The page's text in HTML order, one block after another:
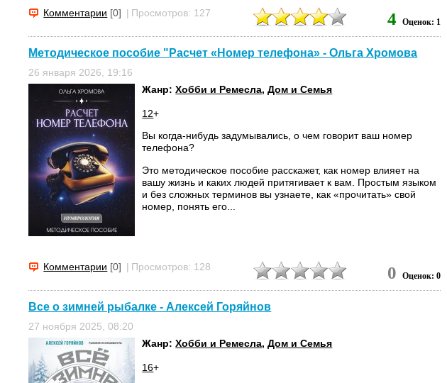
Комментарии [0] | Просмотров: 127 4 Оценок: 1
Методическое пособие "Расчет «Номер телефона» - Ольга Хромова
26 января 2026, 19:16
Жанр:Хобби и Ремесла,Дом и Семья
12+
Вы когда-нибудь задумывались, о чем говорит ваш номер
телефона?
Это методическое пособие расскажет, как номер влияет на
вашу жизнь и каких людей притягивает к вам. Простым языком
и без сложных терминов вы узнаете, как «прочитать» свой
номер, понять его...
Комментарии [0] | Просмотров: 128 0 Оценок: 0
Все о зимней рыбалке - Алексей Горяйнов
27 ноября 2025, 08:20
Жанр:Хобби и Ремесла,Дом и Семья
16+